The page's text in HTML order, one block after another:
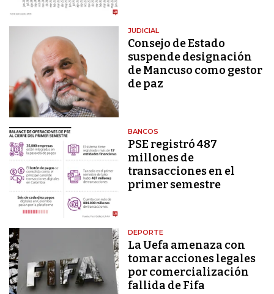
JUDICIAL
Consejo de Estado
suspende designación
de Mancuso como gestor
de paz
BANCOS
PSE registró 487
millones de
transacciones en el
primer semestre
DEPORTE
La Uefa amenaza con
tomar acciones legales
por comercialización
fallida de Fifa